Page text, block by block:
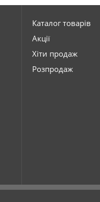
Каталог товарів
Акції
Хіти продаж
Розпродаж